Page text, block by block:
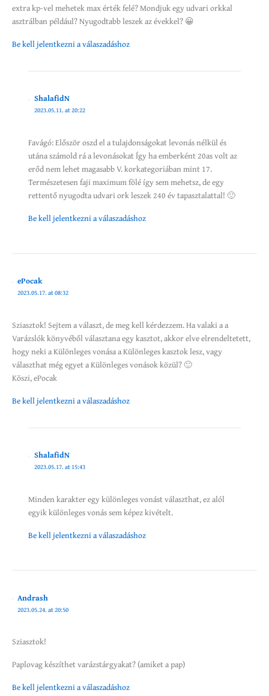
extra kp-vel mehetek max érték felé? Mondjuk egy udvari orkkal
asztrálban például? Nyugodtabb leszek az évekkel? 😀
Be kell jelentkezni a válaszadáshoz
ShalafidN
2023.05.11. at 20:22
Favágó: Először oszd el a tulajdonságokat levonás nélkül és
utána számold rá a levonásokat Így ha emberként 20as volt az
erőd nem lehet magasabb V. korkategoriában mint 17.
Természetesen faji maximum fölé így sem mehetsz, de egy
rettentő nyugodta udvari ork leszek 240 év tapasztalattal! 🙂
Be kell jelentkezni a válaszadáshoz
ePocak
2023.05.17. at 08:32
Sziasztok! Sejtem a választ, de meg kell kérdezzem. Ha valaki a a
Varázslók könyvéből választana egy kasztot, akkor elve elrendeltetett,
hogy neki a Különleges vonása a Különleges kasztok lesz, vagy
választhat még egyet a Különleges vonások közül? 🙂
Köszi, ePocak
Be kell jelentkezni a válaszadáshoz
ShalafidN
2023.05.17. at 15:43
Minden karakter egy különleges vonást választhat, ez alól
egyik különleges vonás sem képez kivételt.
Be kell jelentkezni a válaszadáshoz
Andrash
2023.05.24. at 20:50
Sziasztok!
Paplovag készíthet varázstárgyakat? (amiket a pap)
Be kell jelentkezni a válaszadáshoz